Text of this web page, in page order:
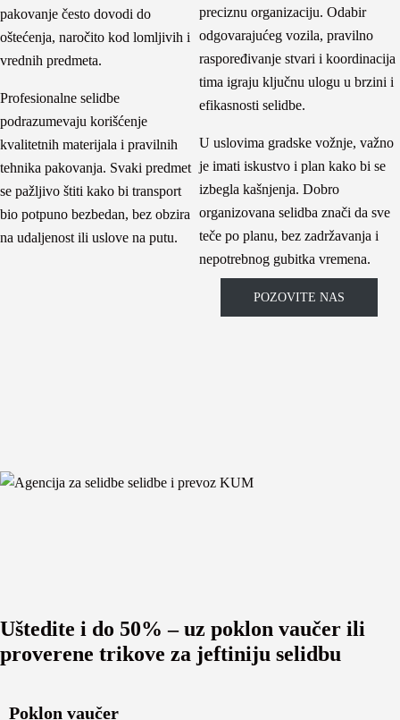
pakovanje često dovodi do
oštećenja, naročito kod lomljivih i
vrednih predmeta.
Profesionalne selidbe
podrazumevaju korišćenje
kvalitetnih materijala i pravilnih
tehnika pakovanja. Svaki predmet
se pažljivo štiti kako bi transport
bio potpuno bezbedan, bez obzira
na udaljenost ili uslove na putu.
preciznu organizaciju. Odabir
odgovarajućeg vozila, pravilno
raspoređivanje stvari i koordinacija
tima igraju ključnu ulogu u brzini i
efikasnosti selidbe.
U uslovima gradske vožnje, važno
je imati iskustvo i plan kako bi se
izbegla kašnjenja. Dobro
organizovana selidba znači da sve
teče po planu, bez zadržavanja i
nepotrebnog gubitka vremena.
POZOVITE NAS
Uštedite i do 50% – uz poklon vaučer ili
proverene trikove za jeftiniju selidbu
Poklon vaučer